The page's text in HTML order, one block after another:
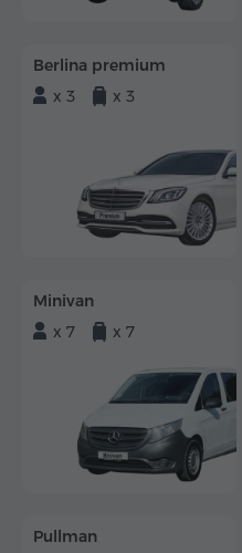
Berlina premium
x 3
x 3
Minivan
x 7
x 7
Pullman